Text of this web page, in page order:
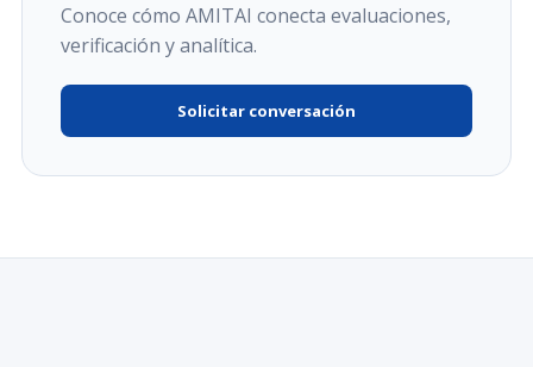
Conoce cómo AMITAI conecta evaluaciones,
verificación y analítica.
Solicitar conversación